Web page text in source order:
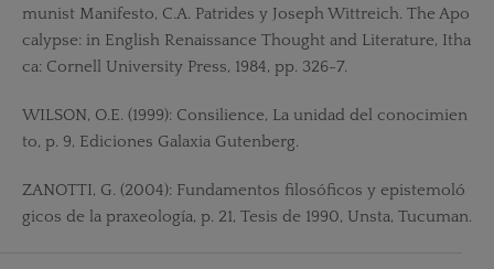
munist Manifesto, C.A. Patrides y Joseph Wittreich. The Apo
calypse: in English Renaissance Thought and Literature, Itha
ca: Cornell University Press, 1984, pp. 326-7.
WILSON, O.E. (1999): Consilience, La unidad del conocimien
to, p. 9, Ediciones Galaxia Gutenberg.
ZANOTTI, G. (2004): Fundamentos filosóficos y epistemoló
gicos de la praxeología, p. 21, Tesis de 1990, Unsta, Tucuman.